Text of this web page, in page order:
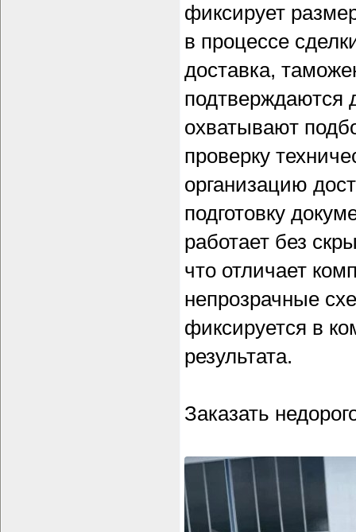
фиксирует
в процессе
доставка,
подтверждаются
охватывают
проверку
организацию
подготовку
работает без
что отличает
непрозрачные
фиксируется в
результата.
Заказать